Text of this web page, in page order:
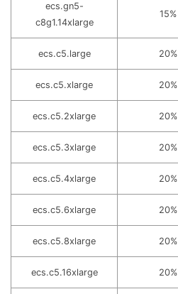
ecs.gn5-
c8g1.14xlarge
15%
ecs.c5.large 20%
ecs.c5.xlarge 20%
ecs.c5.2xlarge 20%
ecs.c5.3xlarge 20%
ecs.c5.4xlarge 20%
ecs.c5.6xlarge 20%
ecs.c5.8xlarge 20%
ecs.c5.16xlarge 20%